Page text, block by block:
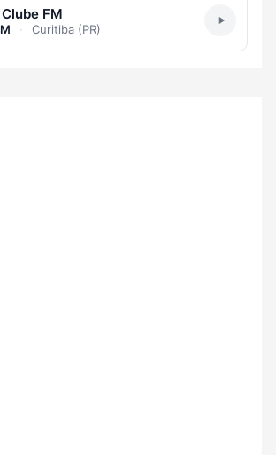
FM
· Curitiba (PR)